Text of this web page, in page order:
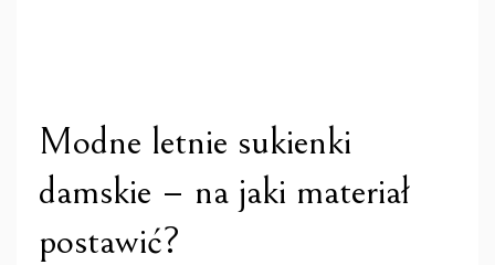
Modne letnie sukienki
damskie – na jaki materiał
postawić?